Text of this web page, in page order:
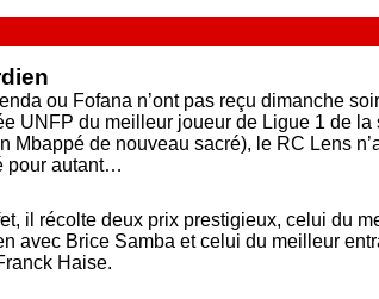
ou Fofana n’ont pas reçu dimanche
UNFP du meilleur joueur de Ligue 1 de la
Mbappé de nouveau sacré), le RC Lens
pour autant…
il récolte deux prix prestigieux, celui du
avec Brice Samba et celui du meilleur
Haise.